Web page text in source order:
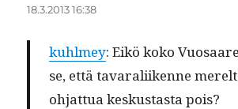
18.3.2013 16:38
kuhlmey: Eikö koko
se, että tavar­ali­ikenne
ohjat­tua keskus­tas­ta pois?